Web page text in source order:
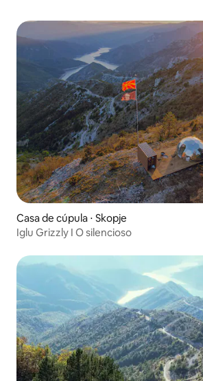
Casa de cúpula ⋅ Skopje
Iglu Grizzly I O silencioso